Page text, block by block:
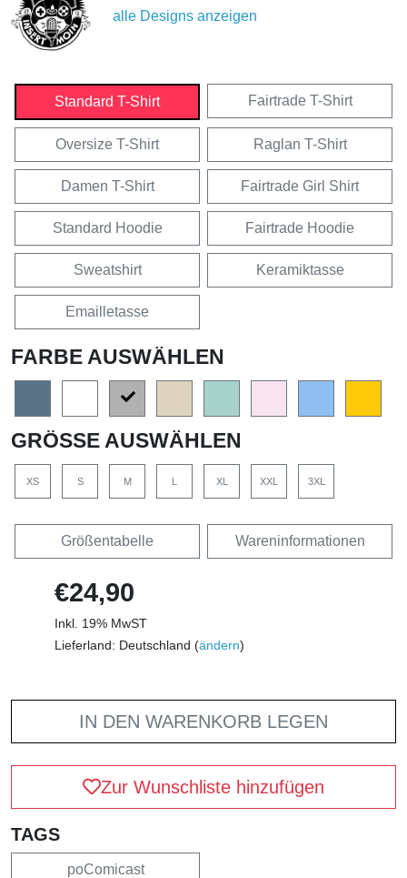
alle Designs anzeigen
Standard T-Shirt Fairtrade T-Shirt
Oversize T-Shirt Raglan T-Shirt
Damen T-Shirt Fairtrade Girl Shirt
Standard Hoodie Fairtrade Hoodie
Sweatshirt Keramiktasse
Emailletasse
FARBE AUSWÄHLEN
GRÖSSE AUSWÄHLEN
XS S M L XL XXL 3XL
Größentabelle Wareninformationen
€24,90
Inkl. 19% MwST
Lieferland: Deutschland (ändern)
IN DEN WARENKORB LEGEN
Zur Wunschliste hinzufügen
TAGS
poComicast